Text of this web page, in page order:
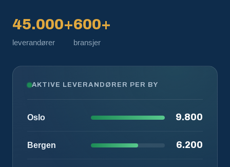
45.000+
leverandører
600+
bransjer
AKTIVE LEVERANDØRER PER BY
Oslo 9.800
Bergen 6.200